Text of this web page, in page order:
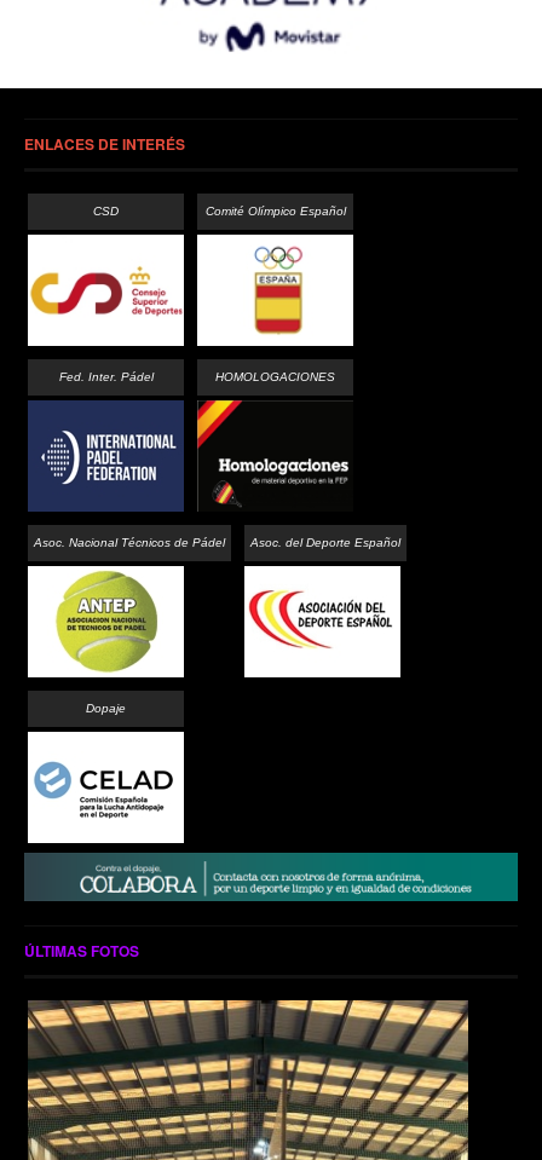
ENLACES DE INTERÉS
CSD Comité Olímpico Español
Fed. Inter. Pádel HOMOLOGACIONES
Asoc. Nacional Técnicos de Pádel Asoc. del Deporte Español
Dopaje
ÚLTIMAS FOTOS